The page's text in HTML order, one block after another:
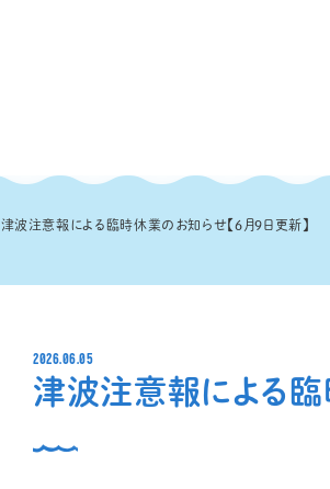
津波注意報による臨時休業のお知らせ【6月9日更新】
2026.06.05
津波注意報による臨